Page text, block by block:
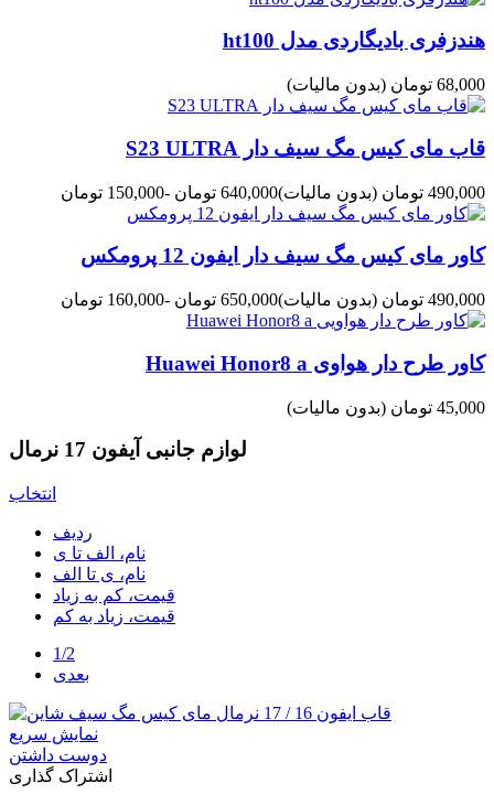
هندزفری بادیگاردی مدل ht100
68,000 تومان (بدون مالیات)
قاب مای کیس مگ سیف دار S23 ULTRA
490,000 تومان (بدون مالیات)640,000 تومان -150,000 تومان
کاور مای کیس مگ سیف دار ایفون 12 پرومکس
490,000 تومان (بدون مالیات)650,000 تومان -160,000 تومان
کاور طرح دار هواوی Huawei Honor8 a
45,000 تومان (بدون مالیات)
لوازم جانبی آیفون 17 نرمال
انتخاب
ردیف
نام، الف تا ی
نام، ی تا الف
قیمت، کم به زیاد
قیمت، زیاد به کم
1/2
بعدی
نمایش سریع
دوست داشتن
اشتراک گذاری